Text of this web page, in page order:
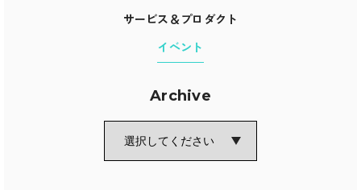
Recruit
サービス＆プロダクト
イベント
Archive